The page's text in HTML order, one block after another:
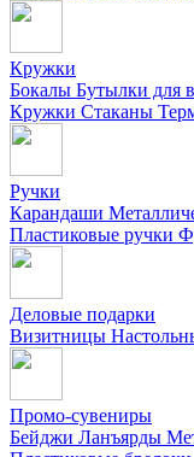
Кружки
Бокалы Бутылки для
Кружки Стаканы
Ручки
Карандаши
Пластиковые ручки
Деловые подарки
Визитницы
Промо-сувениры
Бейджи Ланъярды